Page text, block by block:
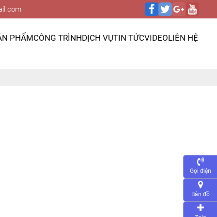
PHẨMCÔNG TRÌNHDỊCH VỤTIN TỨCVIDEOLIÊN HỆ
Gọi điện
Bản đồ